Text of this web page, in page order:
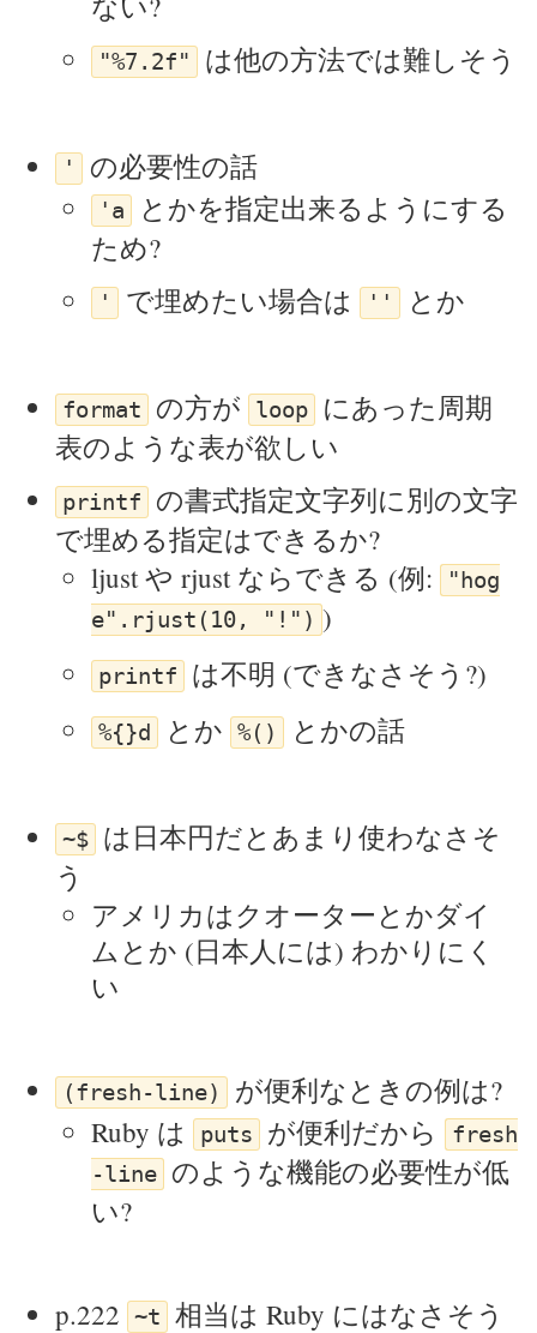
"%7.2f" は他の方法では難しそう
' の必要性の話
'a
とかを指定出来るようにする
ため?
' で埋めたい場合は '' とか
format の方が loop
にあった周期
表のような表が欲しい
printf
の書式指定文字列に別の文字
で埋める指定はできるか?
ljust や rjust ならできる (例:
"hog
e".rjust(10, "!") )
printf は不明 (できなさそう?)
%{}d とか %() とかの話
~$ は日本円だとあまり使わなさそ
う
アメリカはクオーターとかダイ
ムとか (日本人には) わかりにく
い
(fresh-line)
が便利なときの例は?
Ruby は
puts が便利だから
fresh
-line のような機能の必要性が低
い?
p.222 ~t 相当は Ruby にはなさそう